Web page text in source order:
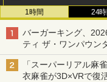
1時間 24
バーガーキング、
ティ ザ・ワンパウン
「特製ガーリックマ
「スーパーリアル麻
衣麻雀が3D×VRで復